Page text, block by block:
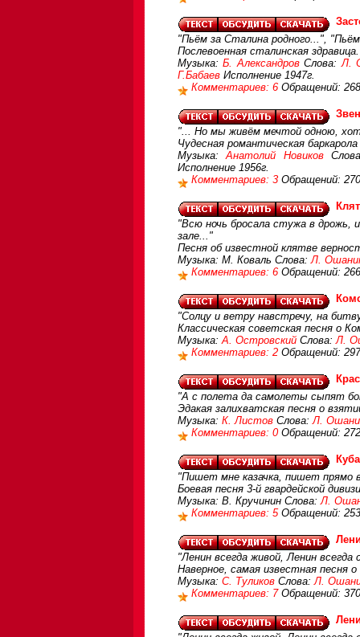
"Пьём за Сталина родного...",
Послевоенная сталинская здравица.
Музыка:Б. АлександровСлова:Л.
Г.Бабаев Исполнение 1947г.
Комментариев: 6 Обращений:
"... Но мы живём мечтой одною,
Чудесная романтическая
Музыка:Анатолий Новиков
Исполнение 1956г.
Комментариев: 3 Обращений:
"Всю ночь бросала стужа в дрожь,
зале..."
Песня об известной клятве
Музыка: М. Коваль Слова:Л.
Комментариев: 6 Обращений:
"Солцу и ветру навстречу, на
Классическая советская песня о
Музыка:А. Островский Слова:Л.
Комментариев: 2 Обращений:
"А с полета да самолеты сыпят
Эдакая залихватская песня о
Музыка: К. Листов Слова:Л.
Комментариев: 0 Обращений:
"Пишет мне казачка, пишет
Боевая песня 3-й гвардейской
Музыка: В. Кручинин Слова:Л.
Комментариев: 5 Обращений:
"Ленин всегда живой, Ленин всегда
Наверное, самая известная песня
Музыка: С. Туликов Слова:Л.
Комментариев: 7 Обращений: